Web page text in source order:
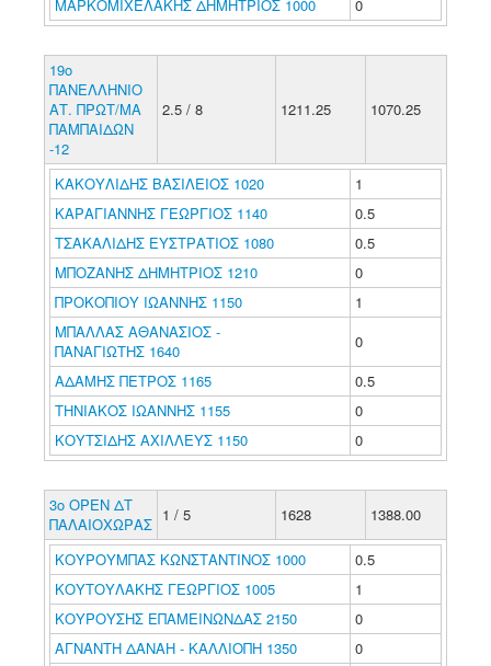
ΜΑΡΚΟΜΙΧΕΛΑΚΗΣ ΔΗΜΗΤΡΙΟΣ 1000
0
19ο
ΠΑΝΕΛΛΗΝΙΟ
ΑΤ. ΠΡΩΤ/ΜΑ
ΠΑΜΠΑΙΔΩΝ
-12
2.5 / 8 1211.25 1070.25
ΚΑΚΟΥΛΙΔΗΣ ΒΑΣΙΛΕΙΟΣ 1020
1
ΚΑΡΑΓΙΑΝΝΗΣ ΓΕΩΡΓΙΟΣ 1140
0.5
ΤΣΑΚΑΛΙΔΗΣ ΕΥΣΤΡΑΤΙΟΣ 1080
0.5
ΜΠΟΖΑΝΗΣ ΔΗΜΗΤΡΙΟΣ 1210
0
ΠΡΟΚΟΠΙΟΥ ΙΩΑΝΝΗΣ 1150
1
ΜΠΑΛΛΑΣ ΑΘΑΝΑΣΙΟΣ -
ΠΑΝΑΓΙΩΤΗΣ 1640
0
ΑΔΑΜΗΣ ΠΕΤΡΟΣ 1165
0.5
ΤΗΝΙΑΚΟΣ ΙΩΑΝΝΗΣ 1155
0
ΚΟΥΤΣΙΔΗΣ ΑΧΙΛΛΕΥΣ 1150
0
3o ΟΡΕΝ ΔΤ
ΠΑΛΑΙΟΧΩΡΑΣ 1 / 5 1628 1388.00
ΚΟΥΡΟΥΜΠΑΣ ΚΩΝΣΤΑΝΤΙΝΟΣ 1000
0.5
ΚΟΥΤΟΥΛΑΚΗΣ ΓΕΩΡΓΙΟΣ 1005
1
ΚΟΥΡΟΥΣΗΣ ΕΠΑΜΕΙΝΩΝΔΑΣ 2150
0
ΑΓΝΑΝΤΗ ΔΑΝΑΗ - ΚΑΛΛΙΟΠΗ 1350
0